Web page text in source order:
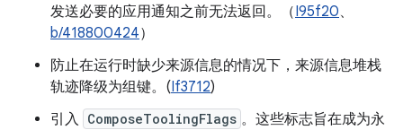
发送必要的应用通知之前无法返回。（I95f20、
b/418800424）
防止在运行时缺少来源信息的情况下，来源信息堆栈
轨迹降级为组键。(If3712)
引入 ComposeToolingFlags 。这些标志旨在成为永